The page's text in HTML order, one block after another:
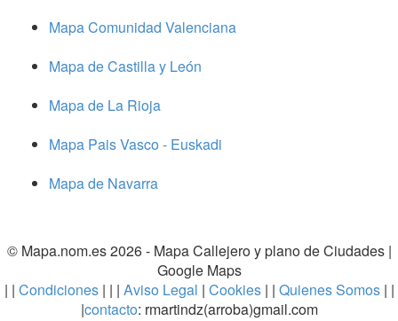
Mapa Comunidad Valenciana
Mapa de Castilla y León
Mapa de La Rioja
Mapa Pais Vasco - Euskadi
Mapa de Navarra
© Mapa.nom.es 2026 - Mapa Callejero y plano de Ciudades|
Google Maps
| | Condiciones| | | Aviso Legal | Cookies | | Quienes Somos | |
|contacto: rmartindz(arroba)gmail.com